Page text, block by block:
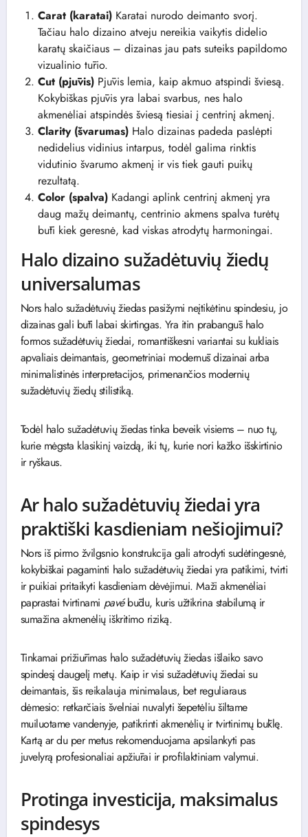
Carat (karatai) Karatai nurodo deimanto svorį.
Tačiau halo dizaino atveju nereikia vaikytis didelio
karatų skaičiaus – dizainas jau pats suteiks papildomo
vizualinio tūrio.
Cut (pjūvis) Pjūvis lemia, kaip akmuo atspindi šviesą.
Kokybiškas pjūvis yra labai svarbus, nes halo
akmenėliai atspindės šviesą tiesiai į centrinį akmenį.
Clarity (švarumas) Halo dizainas padeda paslėpti
nedidelius vidinius intarpus, todėl galima rinktis
vidutinio švarumo akmenį ir vis tiek gauti puikų
rezultatą.
Color (spalva) Kadangi aplink centrinį akmenį yra
daug mažų deimantų, centrinio akmens spalva turėtų
būti kiek geresnė, kad viskas atrodytų harmoningai.
Halo dizaino sužadėtuvių žiedų
universalumas
Nors halo sužadėtuvių žiedas pasižymi neįtikėtinu spindesiu, jo
dizainas gali būti labai skirtingas. Yra itin prabangūs halo
formos sužadėtuvių žiedai, romantiškesni variantai su kukliais
apvaliais deimantais, geometriniai modernūs dizainai arba
minimalistinės interpretacijos, primenančios modernių
sužadėtuvių žiedų stilistiką.
Todėl halo sužadėtuvių žiedas tinka beveik visiems – nuo tų,
kurie mėgsta klasikinį vaizdą, iki tų, kurie nori kažko išskirtinio
ir ryškaus.
Ar halo sužadėtuvių žiedai yra
praktiški kasdieniam nešiojimui?
Nors iš pirmo žvilgsnio konstrukcija gali atrodyti sudėtingesnė,
kokybiškai pagaminti halo sužadėtuvių žiedai yra patikimi, tvirti
ir puikiai pritaikyti kasdieniam dėvėjimui. Maži akmenėliai
paprastai tvirtinami pavébūdu, kuris užtikrina stabilumą ir
sumažina akmenėlių iškritimo riziką.
Tinkamai prižiūrimas halo sužadėtuvių žiedas išlaiko savo
spindesį daugelį metų. Kaip ir visi sužadėtuvių žiedai su
deimantais, šis reikalauja minimalaus, bet reguliaraus
dėmesio: retkarčiais švelniai nuvalyti šepetėliu šiltame
muiluotame vandenyje, patikrinti akmenėlių ir tvirtinimų būklę.
Kartą ar du per metus rekomenduojama apsilankyti pas
juvelyrą profesionaliai apžiūrai ir profilaktiniam valymui.
Protinga investicija, maksimalus
spindesys